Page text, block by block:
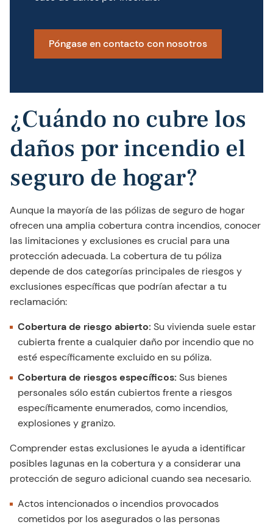
Póngase en contacto con nosotros
¿Cuándo no cubre los
daños por incendio el
seguro de hogar?
Aunque la mayoría de las pólizas de seguro de hogar
ofrecen una amplia cobertura contra incendios, conocer
las limitaciones y exclusiones es crucial para una
protección adecuada. La cobertura de tu póliza
depende de dos categorías principales de riesgos y
exclusiones específicas que podrían afectar a tu
reclamación:
Cobertura de riesgo abierto: Su vivienda suele estar
cubierta frente a cualquier daño por incendio que no
esté específicamente excluido en su póliza.
Cobertura de riesgos específicos: Sus bienes
personales sólo están cubiertos frente a riesgos
específicamente enumerados, como incendios,
explosiones y granizo.
Comprender estas exclusiones le ayuda a identificar
posibles lagunas en la cobertura y a considerar una
protección de seguro adicional cuando sea necesario.
Actos intencionados o incendios provocados
cometidos por los asegurados o las personas